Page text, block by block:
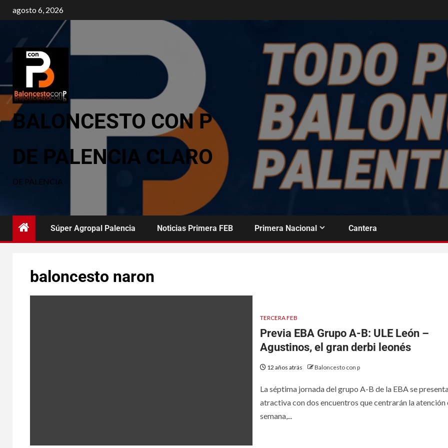
agosto 6, 2026
BALONCESTO CON P
DE PALENCIA CLARO
DE PALENCIA
Súper Agropal Palencia Noticias Primera FEB Primera Nacional Cantera
baloncesto naron
TERCERA FEB
Previa EBA Grupo A-B: ULE León –
Agustinos, el gran derbi leonés
12 años atrás Baloncesto con p
La séptima jornada del grupo A-B de la EBA se
atractiva con dos encuentros que centrarán la atención
semana,...